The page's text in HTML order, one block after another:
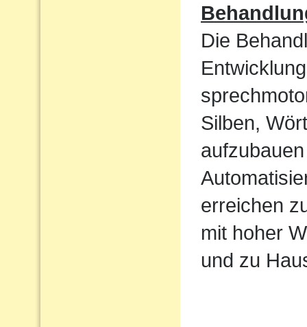
Die
Silben,
erreichen
mit hoher
und zu